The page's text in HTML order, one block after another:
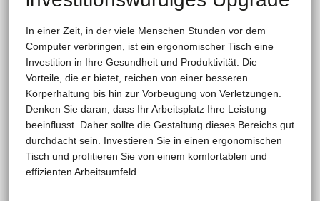
In einer Zeit, in der viele Menschen Stunden vor dem
Computer verbringen, ist ein ergonomischer Tisch eine
Investition in Ihre Gesundheit und Produktivität. Die
Vorteile, die er bietet, reichen von einer besseren
Körperhaltung bis hin zur Vorbeugung von Verletzungen.
Denken Sie daran, dass Ihr Arbeitsplatz Ihre Leistung
beeinflusst. Daher sollte die Gestaltung dieses Bereichs gut
durchdacht sein. Investieren Sie in einen ergonomischen
Tisch und profitieren Sie von einem komfortablen und
effizienten Arbeitsumfeld.